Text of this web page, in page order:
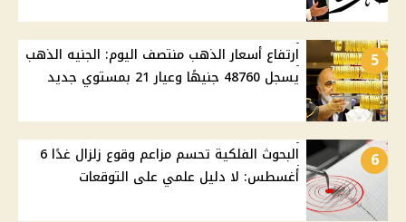
5
ارتفاع أسعار الذهب منتصف اليوم: الجنيه الذهب
يسجل 48760 جنيهًا وعيار 21 بمستوي جديد
6
البحوث الفلكية تحسم مزاعم وقوع زلزال غدًا 6
أغسطس: لا دليل علمي على التوقعات